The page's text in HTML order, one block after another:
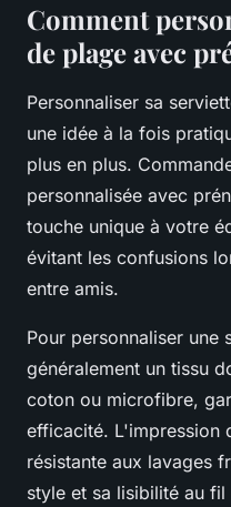
Comment
de plage avec
Personnaliser sa
une idée à la fois
plus en plus.
personnalisée avec
touche unique à votre
évitant les confusions
entre amis.
Pour personnaliser une
généralement un tissu
coton ou microfibre,
efficacité. L'impression
résistante aux lavages
style et sa lisibilité au